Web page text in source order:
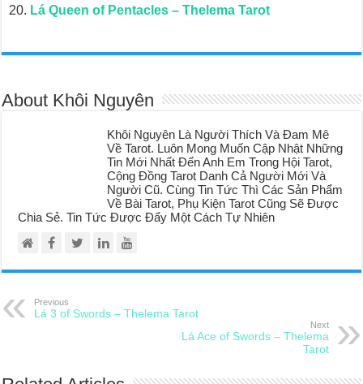
Lá Queen of Pentacles – Thelema Tarot
About Khôi Nguyên
Khôi Nguyên Là Người Thích Và Đam Mê
Về Tarot. Luôn Mong Muốn Cập Nhật Những
Tin Mới Nhất Đến Anh Em Trong Hội Tarot,
Cộng Đồng Tarot Danh Cả Người Mới Và
Người Cũ. Cùng Tin Tức Thì Các Sản Phẩm
Về Bài Tarot, Phụ Kiện Tarot Cũng Sẽ Được
Chia Sẻ. Tin Tức Được Đẩy Một Cách Tự Nhiên
Previous
Lá 3 of Swords – Thelema Tarot
Next
Lá Ace of Swords – Thelema
Tarot